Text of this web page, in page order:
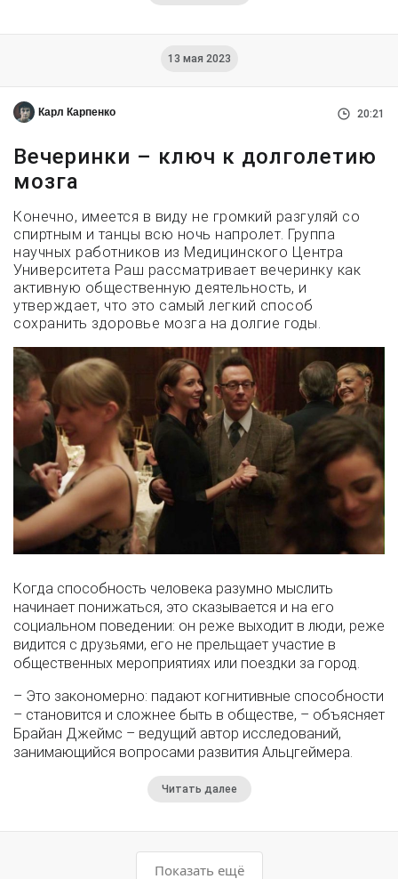
13 мая 2023
Карл Карпенко 20:21
Вечеринки – ключ к долголетию
мозга
Конечно, имеется в виду не громкий разгуляй со
спиртным и танцы всю ночь напролет. Группа
научных работников из Медицинского Центра
Университета Раш рассматривает вечеринку как
активную общественную деятельность, и
утверждает, что это самый легкий способ
сохранить здоровье мозга на долгие годы.
Когда способность человека разумно мыслить
начинает понижаться, это сказывается и на его
социальном поведении: он реже выходит в люди, реже
видится с друзьями, его не прельщает участие в
общественных мероприятиях или поездки за город.
– Это закономерно: падают когнитивные способности
– становится и сложнее быть в обществе, – объясняет
Брайан Джеймс – ведущий автор исследований,
занимающийся вопросами развития Альцгеймера.
Читать далее
Показать ещё